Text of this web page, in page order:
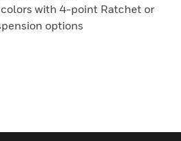
with 4-point Ratchet or
options